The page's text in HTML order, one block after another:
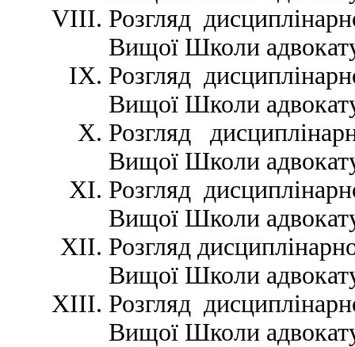
Розгляд
Вищої Школи
Розгляд
Вищої Школи
Розгляд
Вищої Школи
Розгляд
Вищої Школи
Розгляд
Вищої Школи
Розгляд
Вищої Школи